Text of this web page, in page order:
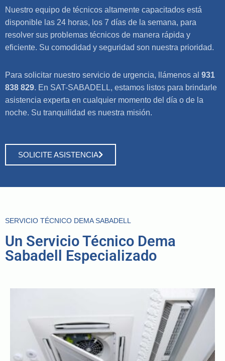
Nuestro equipo de técnicos altamente capacitados está
disponible las 24 horas, los 7 días de la semana, para
resolver sus problemas técnicos de manera rápida y
eficiente. Su comodidad y seguridad son nuestra prioridad.
Para solicitar nuestro servicio de urgencia, llámenos al 931
838 829. En SAT-SABADELL, estamos listos para brindarle
asistencia experta en cualquier momento del día o de la
noche. Su tranquilidad es nuestra misión.
SOLICITE ASISTENCIA
SERVICIO TÉCNICO DEMA SABADELL
Un Servicio Técnico Dema
Sabadell Especializado